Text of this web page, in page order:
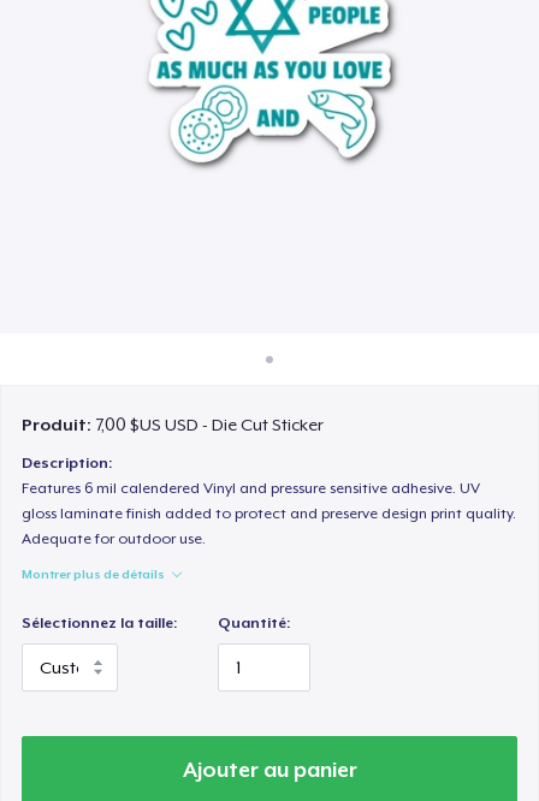
Vendez partout
Vendre n'importe quoi
Produit: 7,00 $US USD - Die Cut Sticker
Description:
Features 6 mil calendered Vinyl and pressure sensitive adhesive. UV
gloss laminate finish added to protect and preserve design print quality.
Adequate for outdoor use.
Montrer plus de détails
Sélectionnez la taille: Quantité:
Ajouter au panier